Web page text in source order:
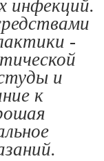
инфекций.
-
и
к